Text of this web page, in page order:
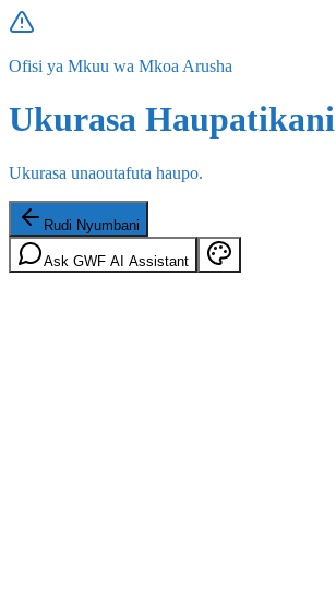
Ofisi ya Mkuu wa Mkoa Arusha
Ukurasa Haupatikani
Ukurasa unaoutafuta haupo.
Rudi Nyumbani
Ask GWF AI Assistant